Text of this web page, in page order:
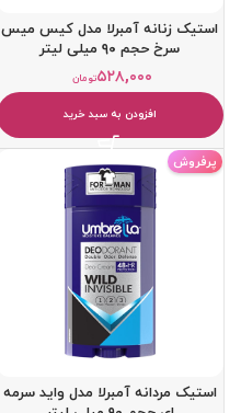
استیک زنانه آمبرلا مدل کیس میس
سرخ حجم ۹۰ میلی لیتر
تومان۵۲۸,۰۰۰
افزودن به سبد خرید
پرفروش
استیک مردانه آمبرلا مدل واید سرمه